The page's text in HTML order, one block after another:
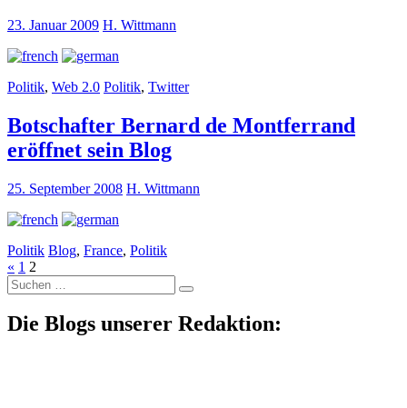
23. Januar 2009 H. Wittmann
Politik, Web 2.0 Politik, Twitter
Botschafter Bernard de Montferrand
eröffnet sein Blog
25. September 2008 H. Wittmann
Politik Blog, France, Politik
« 1 2
Suche
nach:
Die Blogs unserer Redaktion: